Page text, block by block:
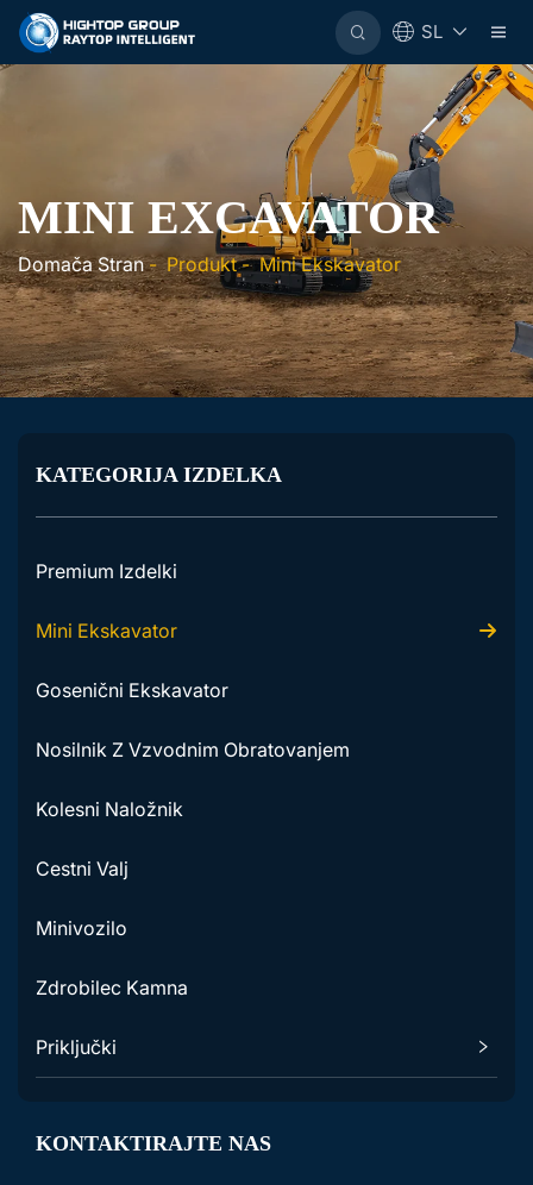
SL
MINI EXCAVATOR
Domača Stran-Produkt-Mini Ekskavator
KATEGORIJA IZDELKA
Premium Izdelki
Mini Ekskavator
Gosenični Ekskavator
Nosilnik Z Vzvodnim Obratovanjem
Kolesni Naložnik
Cestni Valj
Minivozilo
Zdrobilec Kamna
Priključki
KONTAKTIRAJTE NAS